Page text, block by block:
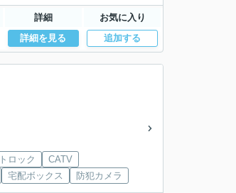
詳細 お気に入り
詳細を見る 追加する
ロック
CATV
宅配ボックス 防犯カメラ